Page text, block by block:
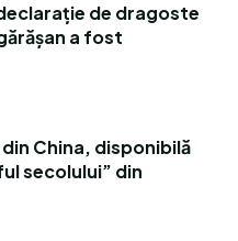
de dragoste
a fost
China, disponibilă
secolului” din